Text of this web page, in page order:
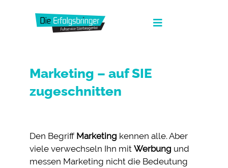
Toggle
Leistungen
Werbeagentur Jobs
Marketing – auf SIE
zugeschnitten
Den Begriff Marketing kennen alle. Aber
viele verwechseln Ihn mitWerbung und
messen Marketing nicht die Bedeutung